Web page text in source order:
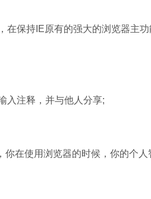
持IE原有的强大的浏览器主功
注释，并与他人分享;
使用浏览器的时候，你的个人